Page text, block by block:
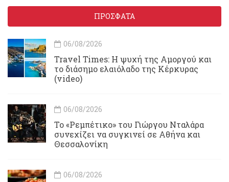
ΠΡΟΣΦΑΤΑ
06/08/2026
Travel Times: H ψυχή της Αμοργού και
το διάσημο ελαιόλαδο της Κέρκυρας
(video)
06/08/2026
Το «Ρεμπέτικο» του Γιώργου Νταλάρα
συνεχίζει να συγκινεί σε Αθήνα και
Θεσσαλονίκη
06/08/2026